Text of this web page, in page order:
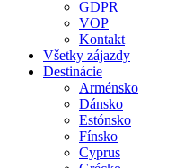
GDPR
VOP
Kontakt
Všetky zájazdy
Destinácie
Arménsko
Dánsko
Estónsko
Fínsko
Cyprus